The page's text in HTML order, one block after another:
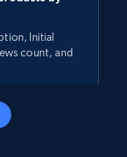
Initial
count, and